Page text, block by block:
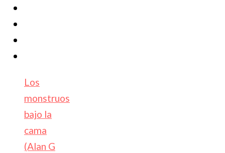
Los
monstruos
bajo la
cama
(Alan G